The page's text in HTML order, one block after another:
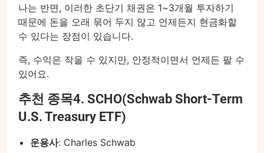
나는 반면, 이러한 초단기 채권은 1~3개월 투자하기
때문에 돈을 오래 묶어 두지 않고 언제든지 현금화할
수 있다는 장점이 있습니다.
즉, 수익은 작을 수 있지만, 안정적이면서 언제든 팔 수
있어요.
추천 종목4. SCHO(Schwab Short-Term
U.S. Treasury ETF)
운용사: Charles Schwab